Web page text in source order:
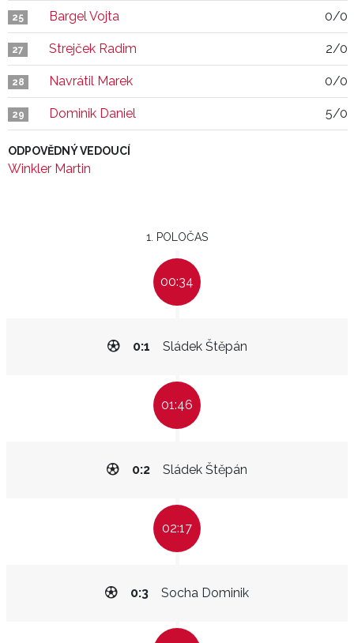
25 Bargel Vojta 0/0
27 Strejček Radim 2/0
28 Navrátil Marek 0/0
29 Dominik Daniel 5/0
ODPOVĚDNÝ VEDOUCÍ
Winkler Martin
1. POLOČAS
00:34
Sládek Štěpán
0:1
01:46
Sládek Štěpán
0:2
02:17
Socha Dominik
0:3